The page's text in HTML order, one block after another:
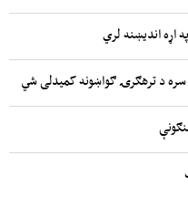
اړه اندیښنه لري
سره د ترهګرۍ ګواښونه کمیدلی شي